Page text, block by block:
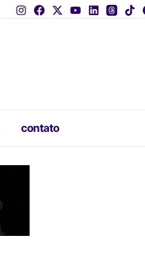
contato